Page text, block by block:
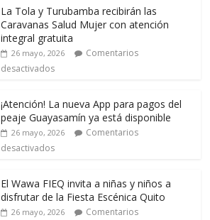
La Tola y Turubamba recibirán las
Caravanas Salud Mujer con atención
integral gratuita
26 mayo, 2026
Comentarios
desactivados
¡Atención! La nueva App para pagos del
peaje Guayasamín ya está disponible
26 mayo, 2026
Comentarios
desactivados
El Wawa FIEQ invita a niñas y niños a
disfrutar de la Fiesta Escénica Quito
26 mayo, 2026
Comentarios